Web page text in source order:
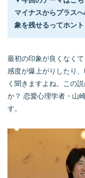
マイナスからプラス
象を残せるってホント
最初の印象が良くなく
感度が爆上がりしたり
く聞きますよね。この
か？ 恋愛心理学者・山
す。